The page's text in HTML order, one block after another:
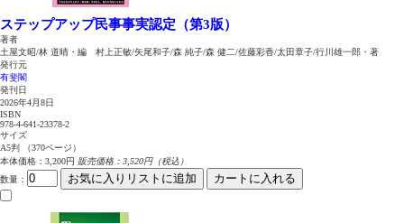
ステップアップ民事事実認定（第3版）
著者
土屋文昭/林 道晴・編 村上正敏/矢尾和子/森 純子/森 健二/佐藤彩香/太田章子/行川雄一郎・著
発行元
有斐閣
発刊日
2026年4月8日
ISBN
978-4-641-23378-2
サイズ
A5判 （370ページ）
本体価格：3,200円 販売価格：3,520円（税込）
数量 ： お気に入りリストに追加 カートに入れる